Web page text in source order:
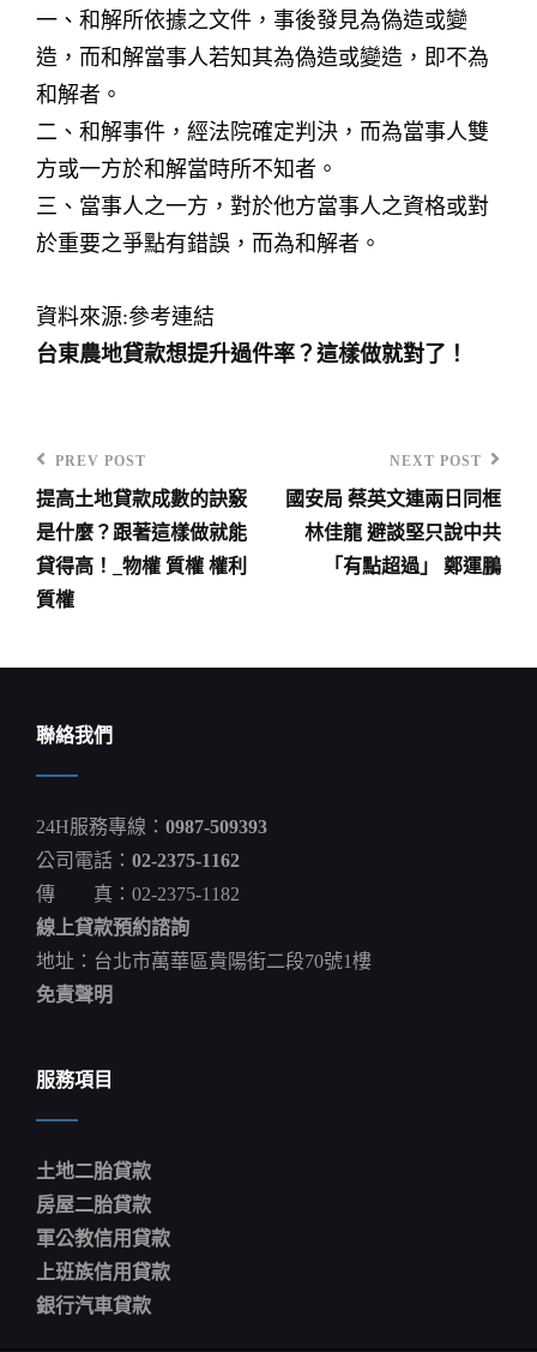
一、和解所依據之文件，事後發見為偽造或變
造，而和解當事人若知其為偽造或變造，即不為
和解者。
二、和解事件，經法院確定判決，而為當事人雙
方或一方於和解當時所不知者。
三、當事人之一方，對於他方當事人之資格或對
於重要之爭點有錯誤，而為和解者。
資料來源:參考連結
台東農地貸款想提升過件率？這樣做就對了！
文
章
導
Previous
Post
PREV POST
提高土地貸款成數的訣竅
是什麼？跟著這樣做就能
貸得高！_物權 質權 權利
質權
Post
NEXT POST
國安局 蔡英文連兩日同框
林佳龍 避談堅只說中共
「有點超過」 鄭運鵬
聯絡我們
24H服務專線： 0987-509393
公司電話： 02-2375-1162
傳 真：02-2375-1182
線上貸款預約諮詢
地址：台北市萬華區貴陽街二段70號1樓
免責聲明
服務項目
土地二胎貸款
房屋二胎貸款
軍公教信用貸款
上班族信用貸款
銀行汽車貸款